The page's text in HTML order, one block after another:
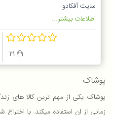
سایت آفکادو
اطلاعات بیشتر...
21
پوشاک
پوشاک یکی از مهم ترین کالا های
زمانی از ان استفاده میکند. با